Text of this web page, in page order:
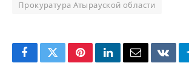
Прокуратура Атырауской области
FacebookTwitterPinterestLinkedInEmail